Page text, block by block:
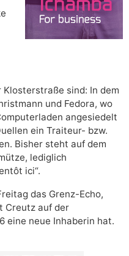
sind: In dem
und Fedora, wo
angesiedelt
ein Traiteur- bzw.
Bisher steht auf dem
lediglich
ici“.
das Grenz-Echo,
Creutz auf der
eine neue Inhaberin hat.